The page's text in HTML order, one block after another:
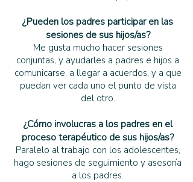
¿Pueden los padres participar en las
sesiones de sus hijos/as?
Me gusta mucho hacer sesiones
conjuntas, y ayudarles a padres e hijos a
comunicarse, a llegar a acuerdos, y a que
puedan ver cada uno el punto de vista
del otro.
¿Cómo involucras a los padres en el
proceso terapéutico de sus hijos/as?
Paralelo al trabajo con los adolescentes,
hago sesiones de seguimiento y asesoría
a los padres.